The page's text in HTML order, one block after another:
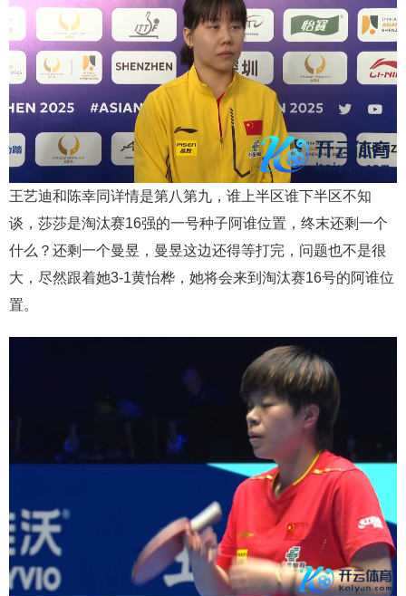
王艺迪和陈幸同详情是第八第九，谁上半区谁下半区不知
谈，莎莎是淘汰赛16强的一号种子阿谁位置，终末还剩一个
什么？还剩一个曼昱，曼昱这边还得等打完，问题也不是很
大，尽然跟着她3-1黄怡桦，她将会来到淘汰赛16号的阿谁位
置。